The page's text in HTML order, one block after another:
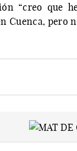
“creo que
pero